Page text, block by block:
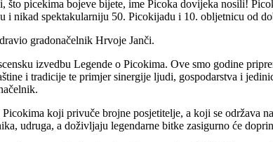
picekima bojeve bijete, ime Picoka dovijeka nosili!
nikad spektakularniju 50. Picokijadu i 10. obljetnicu od
gradonačelnik Hrvoje Janči.
izvedbu Legende o Picokima. Ove smo godine
i tradicije te primjer sinergije ljudi, gospodarstva i
koji privuče brojne posjetitelje, a koji se
udruga, a doživljaju legendarne bitke zasigurno će